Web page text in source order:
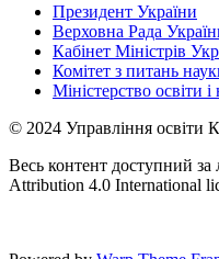
Президент України
Верховна Рада
Кабінет Міністрів
Комітет з питань
Міністерство освіти
© 2024 Управління освіти
Весь контент доступний за
Attribution 4.0 International